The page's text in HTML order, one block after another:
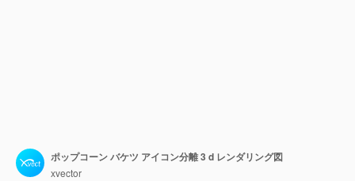
ポップコーン バケツ アイコン分離 3 d レンダリング図
xvector